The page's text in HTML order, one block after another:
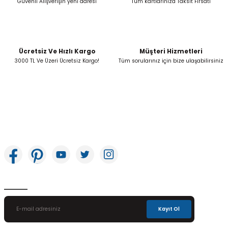
Gönder
Ücretsiz Ve Hızlı Kargo
3000 TL Ve Üzeri Ücretsiz Kargo!
Müşteri Hizmetleri
Tüm sorularınız için bize ulaşabilirsiniz
Kayıt Ol